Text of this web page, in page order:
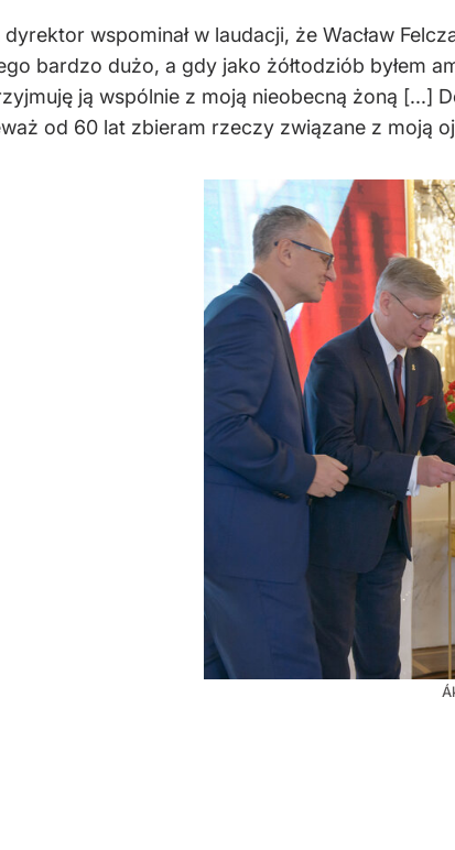
dyrektor wspominał w laudacji, że Wacław
bardzo dużo, a gdy jako żółtodziób byłem
ją wspólnie z moją nieobecną żoną [...]
od 60 lat zbieram rzeczy związane z moją